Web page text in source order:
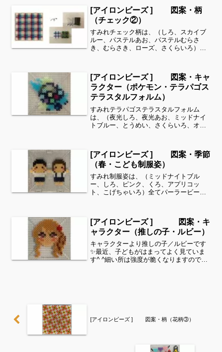
ルーベリー ）の2段ずつの横縞柄Pは、
（ローズ、しろ...
[アイロンビーズ ] 図案・柄
（チェック②）
すみれチェック柄は、（しろ、スカイブ
ルー、パステルあお、パステルむらさ
き、むらさき、ローズ、さくらいろ）全
虫などシリーズ別に図案を見ることがで
きます！お時間がありました...
[アイロンビーズ ] 図案・キャ
ラクター（ポケモン・テラパゴス
テラスタルフォルム）
すみれテラパゴステラスタルフォルム
は、（夜光しろ、夜光あお、ミッドナイ
トブルー、とうめい、さくらいろ、オリ
パステルみどり、あか、パステルあお）
全てパーラービーズを使用し...
[アイロンビーズ ] 図案・季節
（春・こども制服姿）
すみれ制服姿は、（ミッドナイトブル
ー、しろ、ピンク、くろ、アプリコッ
ト、こげちゃいろ）全てパーラービーズ
に図案を見ることができます！お時間が
ありましたら、他の図案もぜひ...
[アイロンビーズ ] 図案・キ
ャラクター（推しの子・ルビー）
キャラクターより推しの子／ルビーです
✨最近、子どもがはまってよく見ていま
す^ ^細い所は強度が脆くなりますので、
[アイロンビーズ ] 図案・柄（花柄③）